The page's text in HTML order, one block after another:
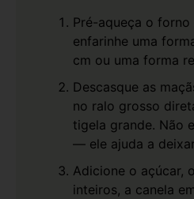
Pré-aqueça o forno
enfarinhe uma
cm ou uma forma
Descasque as
no ralo grosso
tigela grande. Não
— ele ajuda a
Adicione o açúcar,
inteiros, a canela